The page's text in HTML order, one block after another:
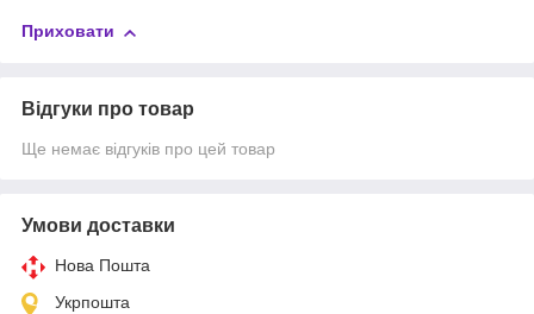
Приховати
Відгуки про товар
Ще немає відгуків про цей товар
Умови доставки
Нова Пошта
Укрпошта